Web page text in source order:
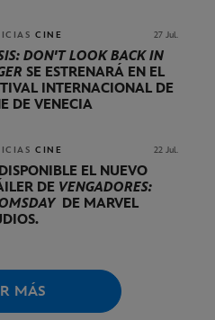
CINE 27 Jul.
DON'T LOOK BACK IN
SE ESTRENARÁ EN EL
INTERNACIONAL DE
DE VENECIA
CINE 22 Jul.
EL NUEVO
DE VENGADORES:
DE MARVEL
MÁS